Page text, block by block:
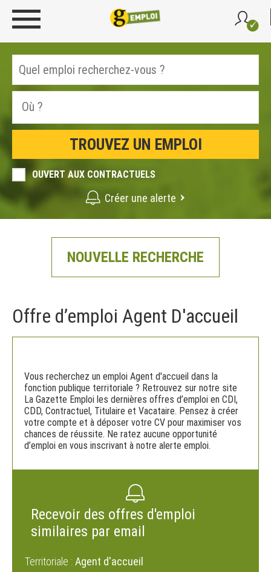
OUVERT AUX CONTRACTUELS
Créer une alerte
NOUVELLE RECHERCHE
Offre d’emploi Agent D'accueil
Vous recherchez un emploi Agent d'accueil dans la
fonction publique territoriale ? Retrouvez sur notre site
La Gazette Emploi les dernières offres d’emploi en CDI,
CDD, Contractuel, Titulaire et Vacataire. Pensez à créer
votre compte et à déposer votre CV pour maximiser vos
chances de réussite. Ne ratez aucune opportunité
d’emploi en vous inscrivant à notre alerte emploi.
Recevoir des offres d'emploi
similaires par email
Territoriale : Agent d'accueil